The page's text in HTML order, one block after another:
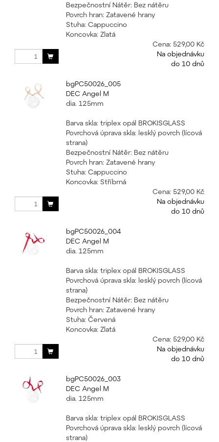
Bezpečnostní Nátěr: Bez nátěru
Povrch hran: Zatavené hrany
Stuha: Cappuccino
Koncovka: Zlatá
Cena: 529,00 Kč
Na objednávku
do 10 dnů
bgPC50026_005
DEC Angel M
dia. 125mm
Barva skla: triplex opál BROKISGLASS
Povrchová úprava skla: lesklý povrch (lícová
strana)
Bezpečnostní Nátěr: Bez nátěru
Povrch hran: Zatavené hrany
Stuha: Cappuccino
Koncovka: Stříbrná
Cena: 529,00 Kč
Na objednávku
do 10 dnů
bgPC50026_004
DEC Angel M
dia. 125mm
Barva skla: triplex opál BROKISGLASS
Povrchová úprava skla: lesklý povrch (lícová
strana)
Bezpečnostní Nátěr: Bez nátěru
Povrch hran: Zatavené hrany
Stuha: Červená
Koncovka: Zlatá
Cena: 529,00 Kč
Na objednávku
do 10 dnů
bgPC50026_003
DEC Angel M
dia. 125mm
Barva skla: triplex opál BROKISGLASS
Povrchová úprava skla: lesklý povrch (lícová
strana)